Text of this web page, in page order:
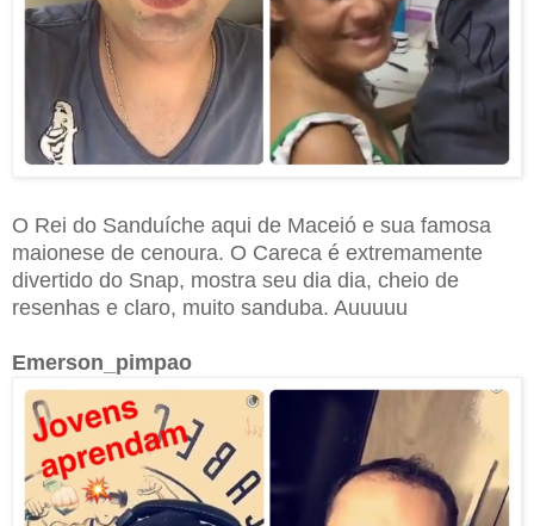
O Rei do Sanduíche aqui de Maceió e sua famosa
maionese de cenoura. O Careca é extremamente
divertido do Snap, mostra seu dia dia, cheio de
resenhas e claro, muito sanduba. Auuuuu
Emerson_pimpao